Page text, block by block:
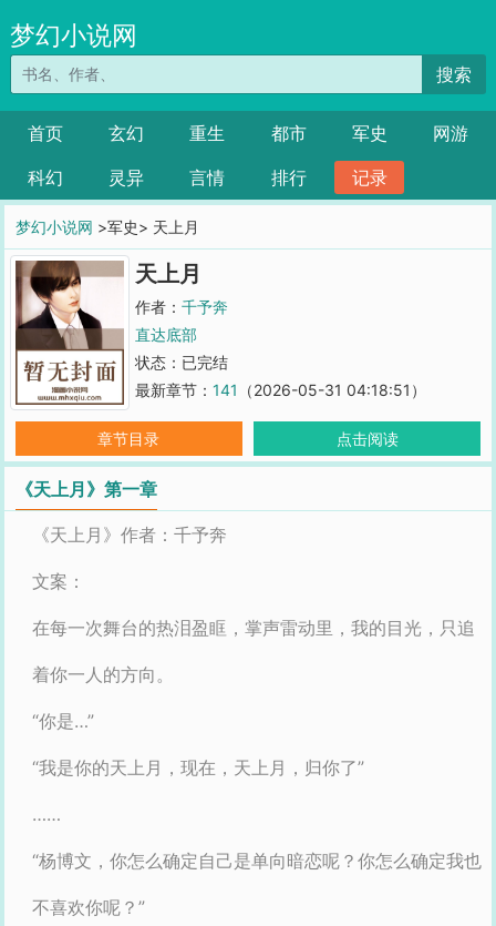
梦幻小说网
搜索
首页 玄幻 重生 都市 军史
网游
科幻
灵异 言情 排行 记录
梦幻小说网 >军史> 天上月
天上月
作者： 千予奔
直达底部
状态：已完结
最新章节： 141 （2026-05-31 04:18:51）
章节目录 点击阅读
《天上月》第一章
《天上月》作者：千予奔
文案：
在每一次舞台的热泪盈眶，掌声雷动里，我的目光，只追
着你一人的方向。
“你是…”
“我是你的天上月，现在，天上月，归你了”
……
“杨博文，你怎么确定自己是单向暗恋呢？你怎么确定我也
不喜欢你呢？”